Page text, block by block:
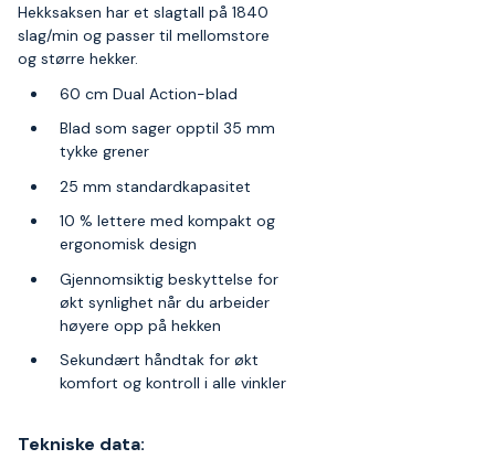
Hekksaksen har et slagtall på 1840
slag/min og passer til mellomstore
og større hekker.
60 cm Dual Action-blad
Blad som sager opptil 35 mm
tykke grener
25 mm standardkapasitet
10 % lettere med kompakt og
ergonomisk design
Gjennomsiktig beskyttelse for
økt synlighet når du arbeider
høyere opp på hekken
Sekundært håndtak for økt
komfort og kontroll i alle vinkler
Tekniske data: